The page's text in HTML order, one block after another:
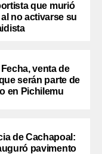
que murió
no activarse su
venta de
serán parte de
en Pichilemu
de Cachapoal:
pavimento